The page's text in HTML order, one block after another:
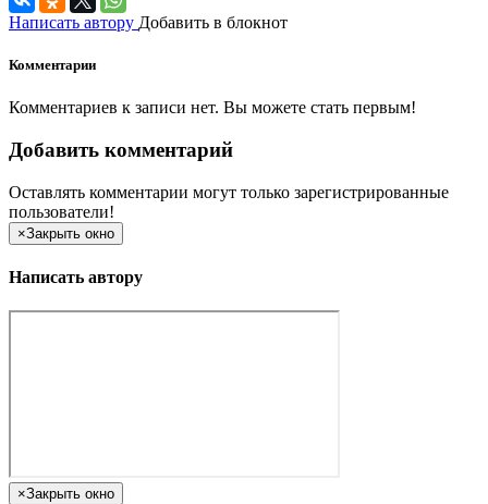
Написать автору Добавить в блокнот
Комментарии
Комментариев к записи нет. Вы можете стать первым!
Добавить комментарий
Оставлять комментарии могут только зарегистрированные
пользователи!
×Закрыть окно
Написать автору
×Закрыть окно